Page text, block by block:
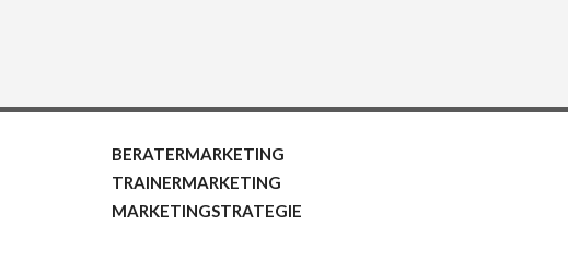
BERATERMARKETING
TRAINERMARKETING
MARKETINGSTRATEGIE